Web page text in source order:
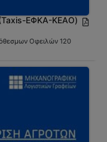
ΕΦΚΑ-ΚΕΑΟ)
Οφειλών 120